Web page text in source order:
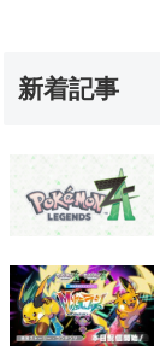
新着記事